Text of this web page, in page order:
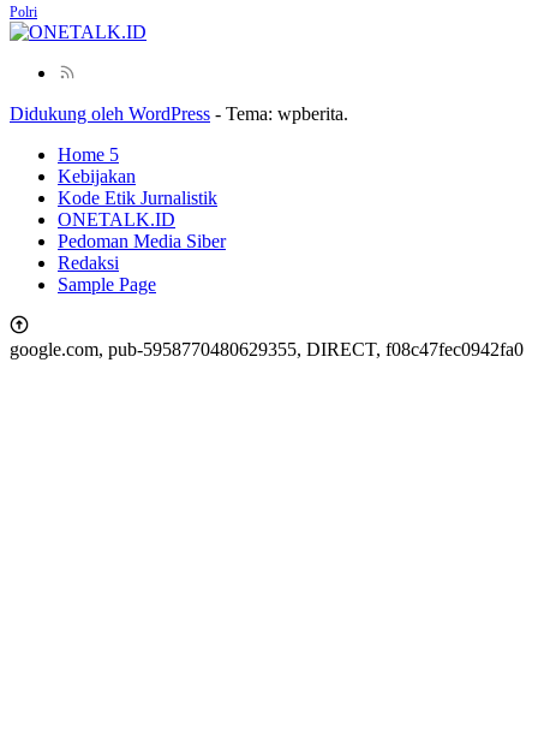
Polri
Didukung oleh WordPress - Tema: wpberita.
Home 5
Kebijakan
Kode Etik Jurnalistik
ONETALK.ID
Pedoman Media Siber
Redaksi
Sample Page
google.com, pub-5958770480629355, DIRECT, f08c47fec0942fa0